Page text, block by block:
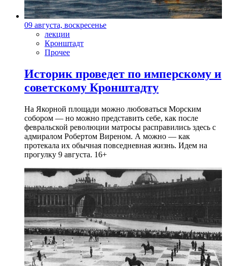
09 августа, воскресенье
лекции
Кронштадт
Прочее
Историк проведет по имперскому и
советскому Кронштадту
На Якорной площади можно любоваться Морским
собором — но можно представить себе, как после
февральской революции матросы расправились здесь с
адмиралом Робертом Виреном. А можно — как
протекала их обычная повседневная жизнь. Идем на
прогулку 9 августа. 16+